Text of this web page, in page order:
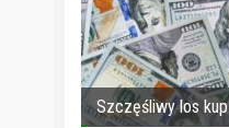
Szczęśliwy los kup